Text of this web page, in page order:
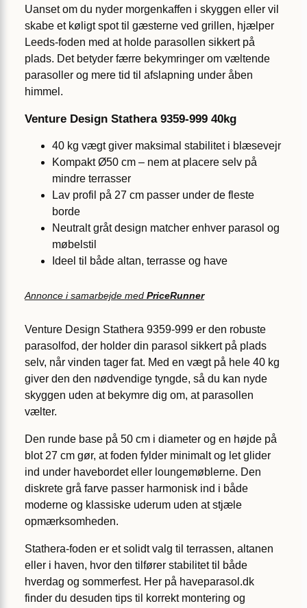
Uanset om du nyder morgenkaffen i skyggen eller vil
skabe et køligt spot til gæsterne ved grillen, hjælper
Leeds-foden med at holde parasollen sikkert på
plads. Det betyder færre bekymringer om væltende
parasoller og mere tid til afslapning under åben
himmel.
Venture Design Stathera 9359-999 40kg
40 kg vægt giver maksimal stabilitet i blæsevejr
Kompakt Ø50 cm – nem at placere selv på
mindre terrasser
Lav profil på 27 cm passer under de fleste
borde
Neutralt gråt design matcher enhver parasol og
møbelstil
Ideel til både altan, terrasse og have
Annonce i samarbejde med PriceRunner
Venture Design Stathera 9359-999 er den robuste
parasolfod, der holder din parasol sikkert på plads
selv, når vinden tager fat. Med en vægt på hele 40 kg
giver den den nødvendige tyngde, så du kan nyde
skyggen uden at bekymre dig om, at parasollen
vælter.
Den runde base på 50 cm i diameter og en højde på
blot 27 cm gør, at foden fylder minimalt og let glider
ind under havebordet eller loungemøblerne. Den
diskrete grå farve passer harmonisk ind i både
moderne og klassiske uderum uden at stjæle
opmærksomheden.
Stathera-foden er et solidt valg til terrassen, altanen
eller i haven, hvor den tilfører stabilitet til både
hverdag og sommerfest. Her på haveparasol.dk
finder du desuden tips til korrekt montering og